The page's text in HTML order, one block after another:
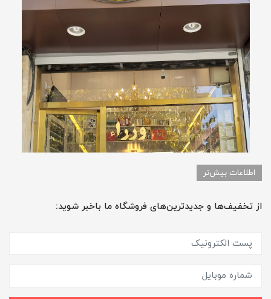
اطلاعات بیش‌تر
از تخفیف‌ها و جدیدترین‌های فروشگاه ما باخبر شوید: